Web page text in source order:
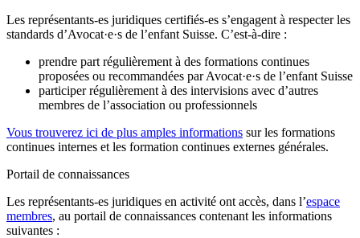
Les représentants-es juridiques certifiés-es s’engagent à respecter les
standards d’Avocat·e·s de l’enfant Suisse. C’est-à-dire :
prendre part régulièrement à des formations continues
proposées ou recommandées par Avocat·e·s de l’enfant Suisse
participer régulièrement à des intervisions avec d’autres
membres de l’association ou professionnels
Vous trouverez ici de plus amples informations sur les formations
continues internes et les formation continues externes générales.
Portail de connaissances
Les représentants-es juridiques en activité ont accès, dans l’espace
membres, au portail de connaissances contenant les informations
suivantes :